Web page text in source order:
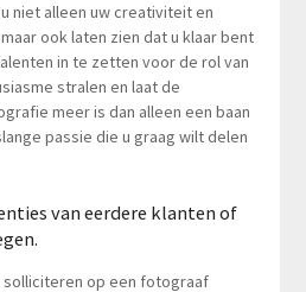
niet alleen uw creativiteit en
ook laten zien dat u klaar bent
in te zetten voor de rol van
stralen en laat de
meer is dan alleen een baan
passie die u graag wilt delen
van eerdere klanten of
op een fotograaf